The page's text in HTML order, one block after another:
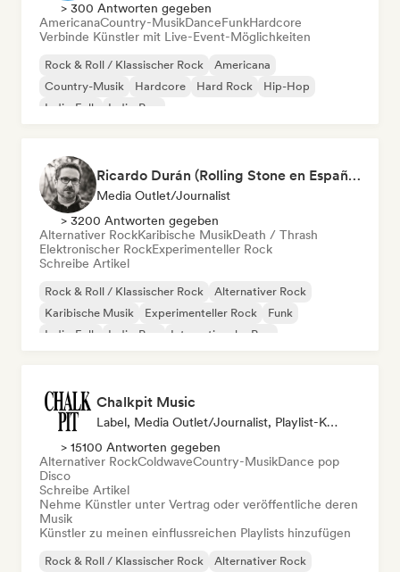
> 300 Antworten gegeben
AmericanaCountry-MusikDanceFunkHardcore
Verbinde Künstler mit Live-Event-Möglichkeiten
Rock & Roll / Klassischer Rock
Americana
Country-Musik
Hardcore Hard Rock
Hip-Hop
Indie-Folk
Indie-Pop
Ricardo Durán (Rolling Stone en Español-Editor-in-chief)
Media Outlet/Journalist
> 3200 Antworten gegeben
Alternativer RockKaribische MusikDeath / Thrash
Elektronischer RockExperimenteller Rock
Schreibe Artikel
Rock & Roll / Klassischer Rock
Alternativer Rock
Karibische Musik
Experimenteller Rock
Funk
Indie-Folk
Indie-Pop Internationaler Pop
Chalkpit Music
Label, Media Outlet/Journalist, Playlist-Kurator
> 15100 Antworten gegeben
Alternativer RockColdwaveCountry-MusikDance pop
Disco
Schreibe Artikel
Nehme Künstler unter Vertrag oder veröffentliche deren
Musik
Künstler zu meinen einflussreichen Playlists hinzufügen
Rock & Roll / Klassischer Rock Alternativer Rock